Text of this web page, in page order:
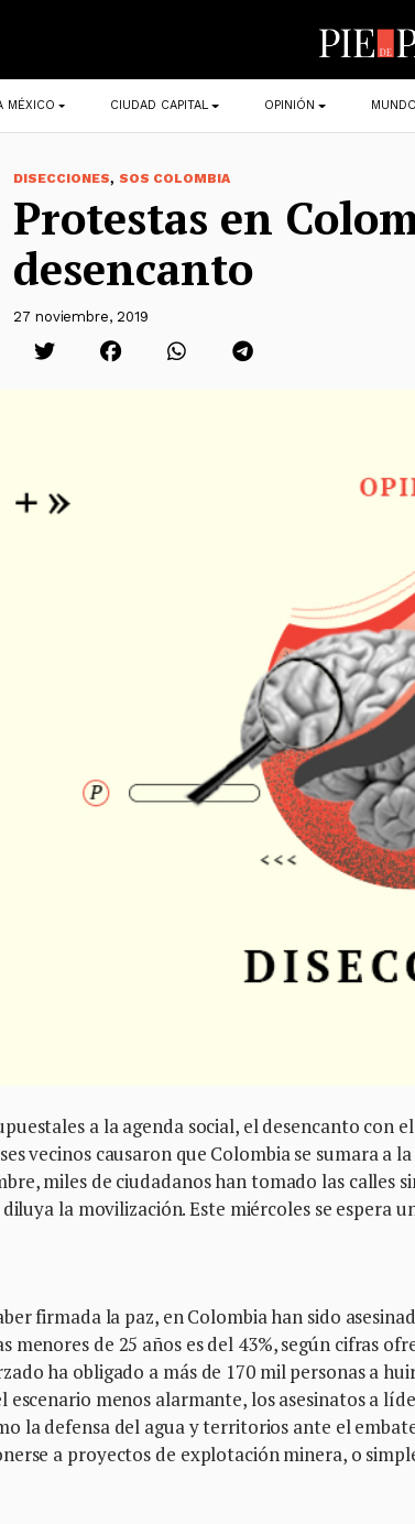
MÉXICO CIUDAD CAPITAL OPINIÓN MUNDO
DISECCIONES, SOS COLOMBIA
Protestas en
desencanto
27 noviembre, 2019
a la agenda social, el desencanto con
vecinos causaron que Colombia se sumara a
miles de ciudadanos han tomado las calles
la movilización. Este miércoles se espera
firmada la paz, en Colombia han sido
menores de 25 años es del 43%, según cifras
ha obligado a más de 170 mil personas a
escenario menos alarmante, los asesinatos a
la defensa del agua y territorios ante el
a proyectos de explotación minera, o